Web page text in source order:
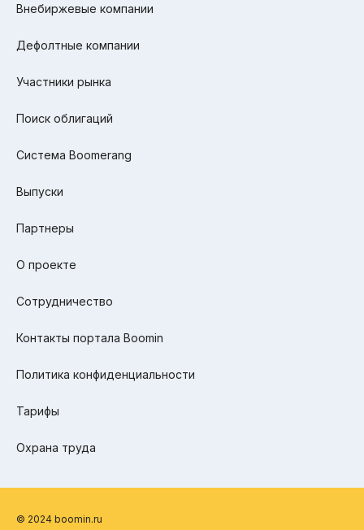
Внебиржевые компании
Дефолтные компании
Участники рынка
Поиск облигаций
Система Boomerang
Выпуски
Партнеры
О проекте
Сотрудничество
Контакты портала Boomin
Политика конфиденциальности
Тарифы
Охрана труда
© 2024 boomin.ru